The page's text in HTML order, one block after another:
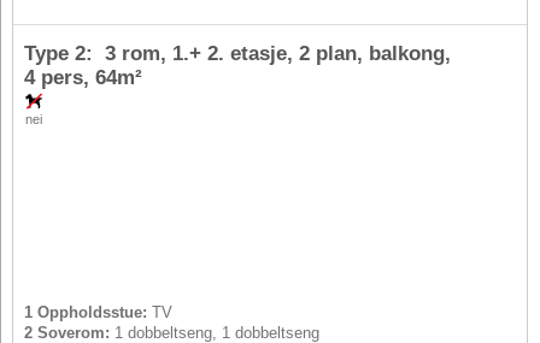
nei
Type 2: 3 rom, 1.+ 2. etasje, 2 plan, balkong,
4 pers, 64m²
1 Oppholdsstue: TV
2 Soverom: 1 dobbeltseng, 1 dobbeltseng